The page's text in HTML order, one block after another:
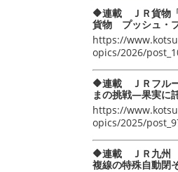
🔶連載 ＪＲ貨物
貨物 プッシュ・
https://
opics/2026/
🔶連載 ＪＲフル
まの挑戦―果実に
https://
opics/2025/
🔶連載 ＪＲ九州
複線の特殊自動閉